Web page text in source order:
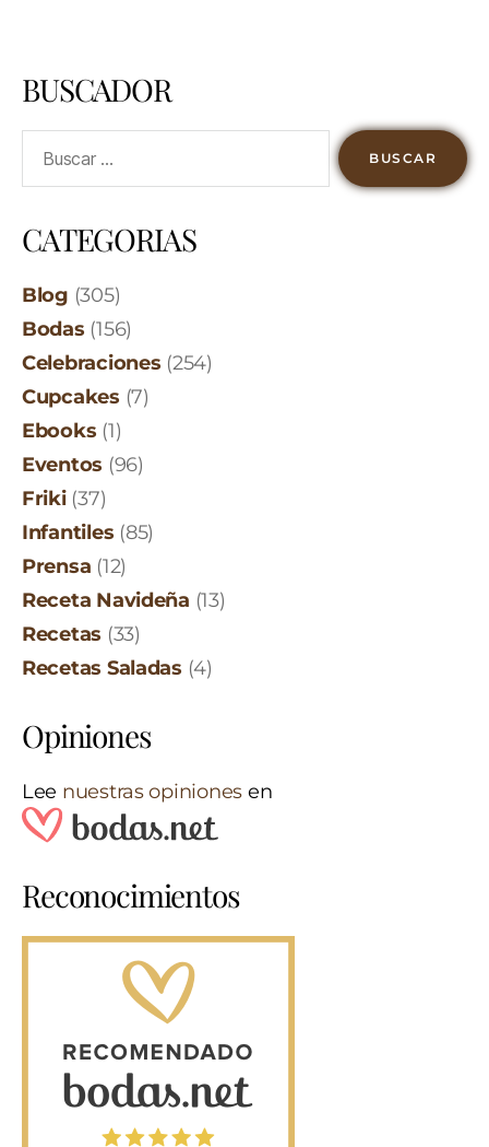
BUSCADOR
CATEGORIAS
Blog (305)
Bodas (156)
Celebraciones (254)
Cupcakes (7)
Ebooks (1)
Eventos (96)
Friki(37)
Infantiles (85)
Prensa (12)
Receta Navideña (13)
Recetas (33)
Recetas Saladas (4)
Opiniones
Lee nuestras opiniones en
Reconocimientos